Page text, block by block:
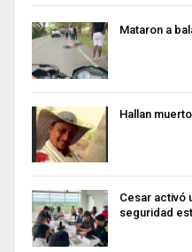
Mataron a
Hallan
Cesar activó
seguridad